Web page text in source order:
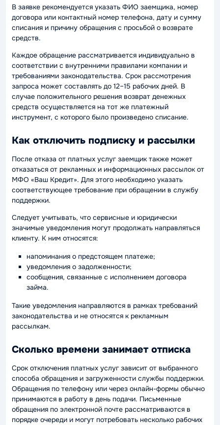
В заявке рекомендуется указать ФИО заемщика, номер
договора или контактный номер телефона, дату и сумму
списания и причину обращения с просьбой о возврате
средств.
Каждое обращение рассматривается индивидуально в
соответствии с внутренними правилами компании и
требованиями законодательства. Срок рассмотрения
запроса может составлять до 12–15 рабочих дней. В
случае положительного решения возврат денежных
средств осуществляется на тот же платежный
инструмент, с которого было произведено списание.
Как отключить подписку и рассылки
После отказа от платных услуг заемщик также может
отказаться от рекламных и информационных рассылок от
МФО «Ваш Кредит». Для этого необходимо указать
соответствующее требование при обращении в службу
поддержки.
Следует учитывать, что сервисные и юридически
значимые уведомления могут продолжать направляться
клиенту. К ним относятся:
напоминания о предстоящем платеже;
уведомления о задолженности;
сообщения, связанные с исполнением договора
займа.
Такие уведомления направляются в рамках требований
законодательства и не относятся к рекламным
рассылкам.
Сколько времени занимает отписка
Срок отключения платных услуг зависит от выбранного
способа обращения и загруженности службы поддержки.
Обращения по телефону или через онлайн-формы обычно
принимаются в работу в день подачи. Письменные
обращения по электронной почте рассматриваются в
порядке очереди и могут потребовать несколько рабочих